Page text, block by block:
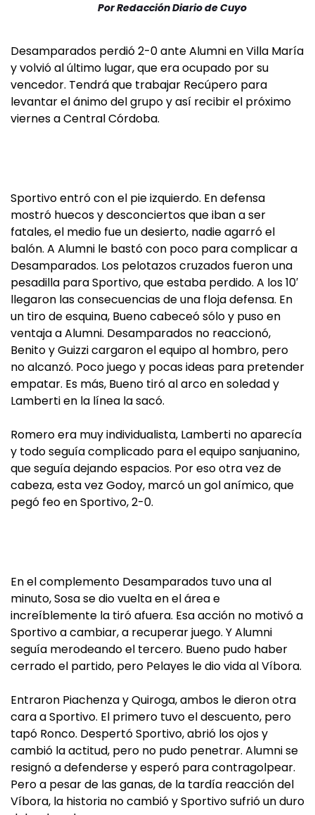
PorRedacción Diario de Cuyo
Desamparados perdió 2-0 ante Alumni en Villa María
y volvió al último lugar, que era ocupado por su
vencedor. Tendrá que trabajar Recúpero para
levantar el ánimo del grupo y así recibir el próximo
viernes a Central Córdoba.
Sportivo entró con el pie izquierdo. En defensa
mostró huecos y desconciertos que iban a ser
fatales, el medio fue un desierto, nadie agarró el
balón. A Alumni le bastó con poco para complicar a
Desamparados. Los pelotazos cruzados fueron una
pesadilla para Sportivo, que estaba perdido. A los 10′
llegaron las consecuencias de una floja defensa. En
un tiro de esquina, Bueno cabeceó sólo y puso en
ventaja a Alumni. Desamparados no reaccionó,
Benito y Guizzi cargaron el equipo al hombro, pero
no alcanzó. Poco juego y pocas ideas para pretender
empatar. Es más, Bueno tiró al arco en soledad y
Lamberti en la línea la sacó.
Romero era muy individualista, Lamberti no aparecía
y todo seguía complicado para el equipo sanjuanino,
que seguía dejando espacios. Por eso otra vez de
cabeza, esta vez Godoy, marcó un gol anímico, que
pegó feo en Sportivo, 2-0.
En el complemento Desamparados tuvo una al
minuto, Sosa se dio vuelta en el área e
increíblemente la tiró afuera. Esa acción no motivó a
Sportivo a cambiar, a recuperar juego. Y Alumni
seguía merodeando el tercero. Bueno pudo haber
cerrado el partido, pero Pelayes le dio vida al Víbora.
Entraron Piachenza y Quiroga, ambos le dieron otra
cara a Sportivo. El primero tuvo el descuento, pero
tapó Ronco. Despertó Sportivo, abrió los ojos y
cambió la actitud, pero no pudo penetrar. Alumni se
resignó a defenderse y esperó para contragolpear.
Pero a pesar de las ganas, de la tardía reacción del
Víbora, la historia no cambió y Sportivo sufrió un duro